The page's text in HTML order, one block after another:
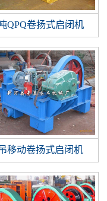
QPQ卷扬式启闭机
移动卷扬式启闭机